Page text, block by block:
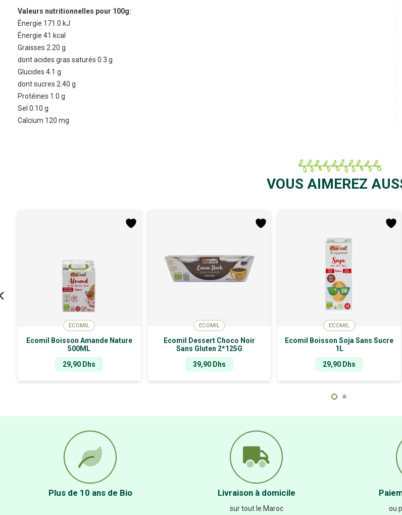
Valeurs nutritionnelles pour 100g:
Énergie 171.0 kJ
Énergie 41 kcal
Graisses 2.20 g
dont acides gras saturés 0.3 g
Glucides 4.1 g
dont sucres 2.40 g
Protéines 1.0 g
Sel 0.10 g
Calcium 120 mg
VOUS AIMEREZ
ECOMIL
Ecomil Boisson Amande Nature
500ML
29,90 Dhs
ECOMIL
Ecomil Dessert Choco Noir
Sans Gluten 2*125G
39,90 Dhs
ECOMIL
Ecomil Boisson Soja Sans Sucre
1L
29,90 Dhs
Plus de 10 ans de Bio Livraison à domicile
sur tout le Maroc ou